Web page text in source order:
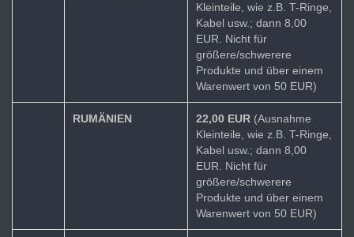
Kleinteile, wie z.B. T-Ringe,
Kabel usw.; dann 8,00
EUR. Nicht für
größere/schwerere
Produkte und über einem
Warenwert von 50 EUR)
RUMÄNIEN 22,00 EUR (Ausnahme
Kleinteile, wie z.B. T-Ringe,
Kabel usw.; dann 8,00
EUR. Nicht für
größere/schwerere
Produkte und über einem
Warenwert von 50 EUR)